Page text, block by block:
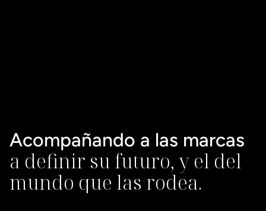
Acompañando a las marcas
a definir su futuro, y el del
mundo que las rodea.